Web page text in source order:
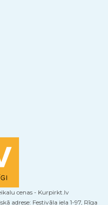
adrese: Festivāla iela 1-97, Rīga